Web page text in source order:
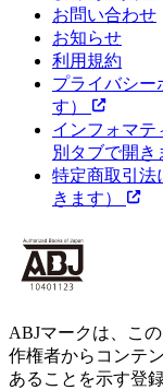
お問い合わせ
お知らせ
利用規約
プライバシー
す）
インフォマテ
別タブで開き
特定商取引法
きます）
ABJマークは、こ
作権者からコンテ
あることを示す登